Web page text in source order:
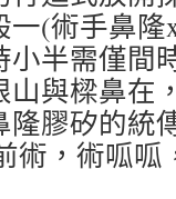
(術手鼻隆
半需僅間
與樑鼻在
膠矽的統
術，術呱呱